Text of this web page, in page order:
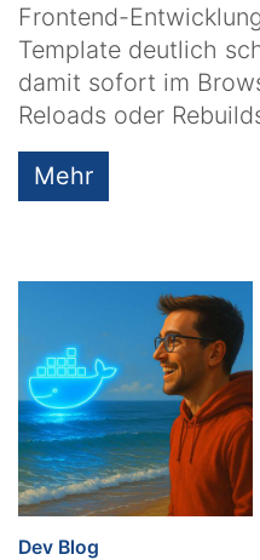
Frontend-
Template deutlich
damit sofort im
Reloads oder
Mehr
Dev Blog